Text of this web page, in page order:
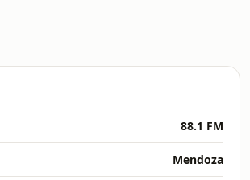
88.1 FM
Mendoza